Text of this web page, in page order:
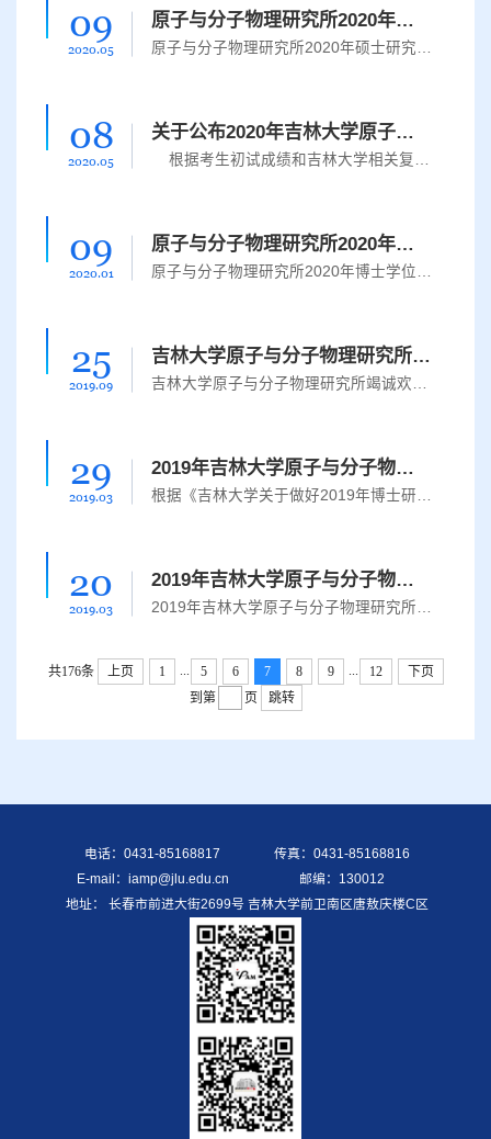
09
2020.05
原子与分子物理研究所2020年硕士研究生复试录取实施细则
原子与分子物理研究所2020年硕士研究生招生复试录取实施细则 为做好疫情防控期间硕士研究生复试录取工作，确保考生及研究所参加复试人员的生命安全及身体健康，根据教育部、吉林省教育考试院和学校的相关文件精神，贯彻“德智体全面衡量、择优录取、保证质量、宁缺毋滥”的招生原则和“科学选拔、公正公开、全面考察、客观评价”的复试原则，结合研究所实际情况，制定 2020年硕士研究生招生复试录取工作实施细则。一、复试录取...
08
2020.05
关于公布2020年吉林大学原子与分子物理研究所硕士研究生复试名单的通知
根据考生初试成绩和吉林大学相关复试规定，确定原子与分子物理研究所2020年硕士研究生参加复试考生人数为招生人数51人（其中含推免生3人）的130%，如遇按初试总分数排序末位分数相同者，均可参加复试。参加复试同学的单科分数需满足吉林大学2020年硕士研究生入学考试复试分数基本要求
09
2020.01
原子与分子物理研究所2020年博士学位研究生申请考核制招生细则
​原子与分子物理研究所2020年博士学位研究生申请考核制招生细
25
2019.09
吉林大学原子与分子物理研究所关于接收2020年本科毕业生免试攻读学术型硕士学位研究生复试录取工作办法
吉林大学原子与分子物理研究所竭诚欢迎全国各高校的优秀应届本科毕业生通过推荐免试方式攻读我所硕士学位研究生。现将确定吉林大学原子与分子物理研究所接收2020年推荐免试硕士研究生 (以下简称“推免生”) 的相关事项公告如下：一、工作原则1. 坚持科学方法，选拔优秀人才。采用综合性、多元化的考察方式和方法，遵循高层次专业人才的选拔规律，坚持学术标准，择优录取，宁缺毋滥，确保生源质量。2. 坚持全面考察，注重客观评...
29
2019.03
2019年吉林大学原子与分子物理研究所博士研究生复试细则
​根据《吉林大学关于做好2019年博士研究生招生考试复试录取工作的意见》（校发〔2019〕118号）文件精神，我单位为了保证博士研究生招生工作质量和新生入学质量，贯彻“德智体全面衡量、择优录取、保证质量、宁缺毋滥”的招生原则和“科学选拔、公平公正、全面考察，突出重点、客观评价、以人为本”的复试原则，结合原子与分子物理研究所的具体情况，确定复试录取工作细则如下：一、复试工作领导小组胡湛 钟绍峰 金明星 刘向威...
20
2019.03
2019年吉林大学原子与分子物理研究所硕士研究生复试细则
2019年吉林大学原子与分子物理研究所硕士研究生复试细则 为保证我单位硕士研究生招生工作质量和新生入学质量，贯彻“德智体全面衡量、择优录取、保证质量、宁缺毋滥”的招生原则和“科学选拔、公正公开、全面考察、客观评价”的复试原则，结合原子与分子物理研究所的具体情况，确定2019年吉林大学原子与分子物理研究所硕士研究生复试录取工作细则如下：一、复试工作小组按照相关要求研究所成立以下工作小组1、复试领导小组胡湛 ...
共176条 上页 1 ... 5 6 7 8 9 ... 12
下页
到第
页 跳转
电话：0431-85168817
传真：0431-85168816
E-mail：iamp@jlu.edu.cn
邮编：130012
地址： 长春市前进大街2699号 吉林大学前卫南区唐敖庆楼C区